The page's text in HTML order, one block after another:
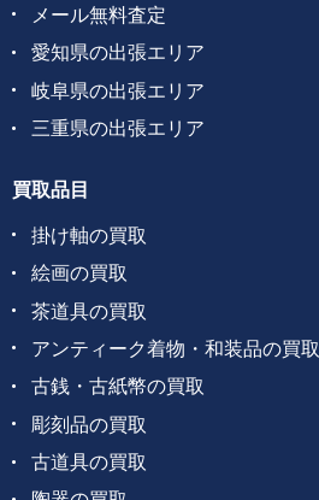
メール無料査定
愛知県の出張エリア
岐阜県の出張エリア
三重県の出張エリア
買取品目
掛け軸の買取
絵画の買取
茶道具の買取
アンティーク着物・和装品の買取
古銭・古紙幣の買取
彫刻品の買取
古道具の買取